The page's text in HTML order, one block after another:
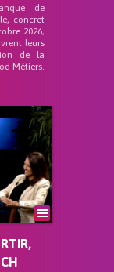
de
concret
2026,
leurs
de la
Métiers.